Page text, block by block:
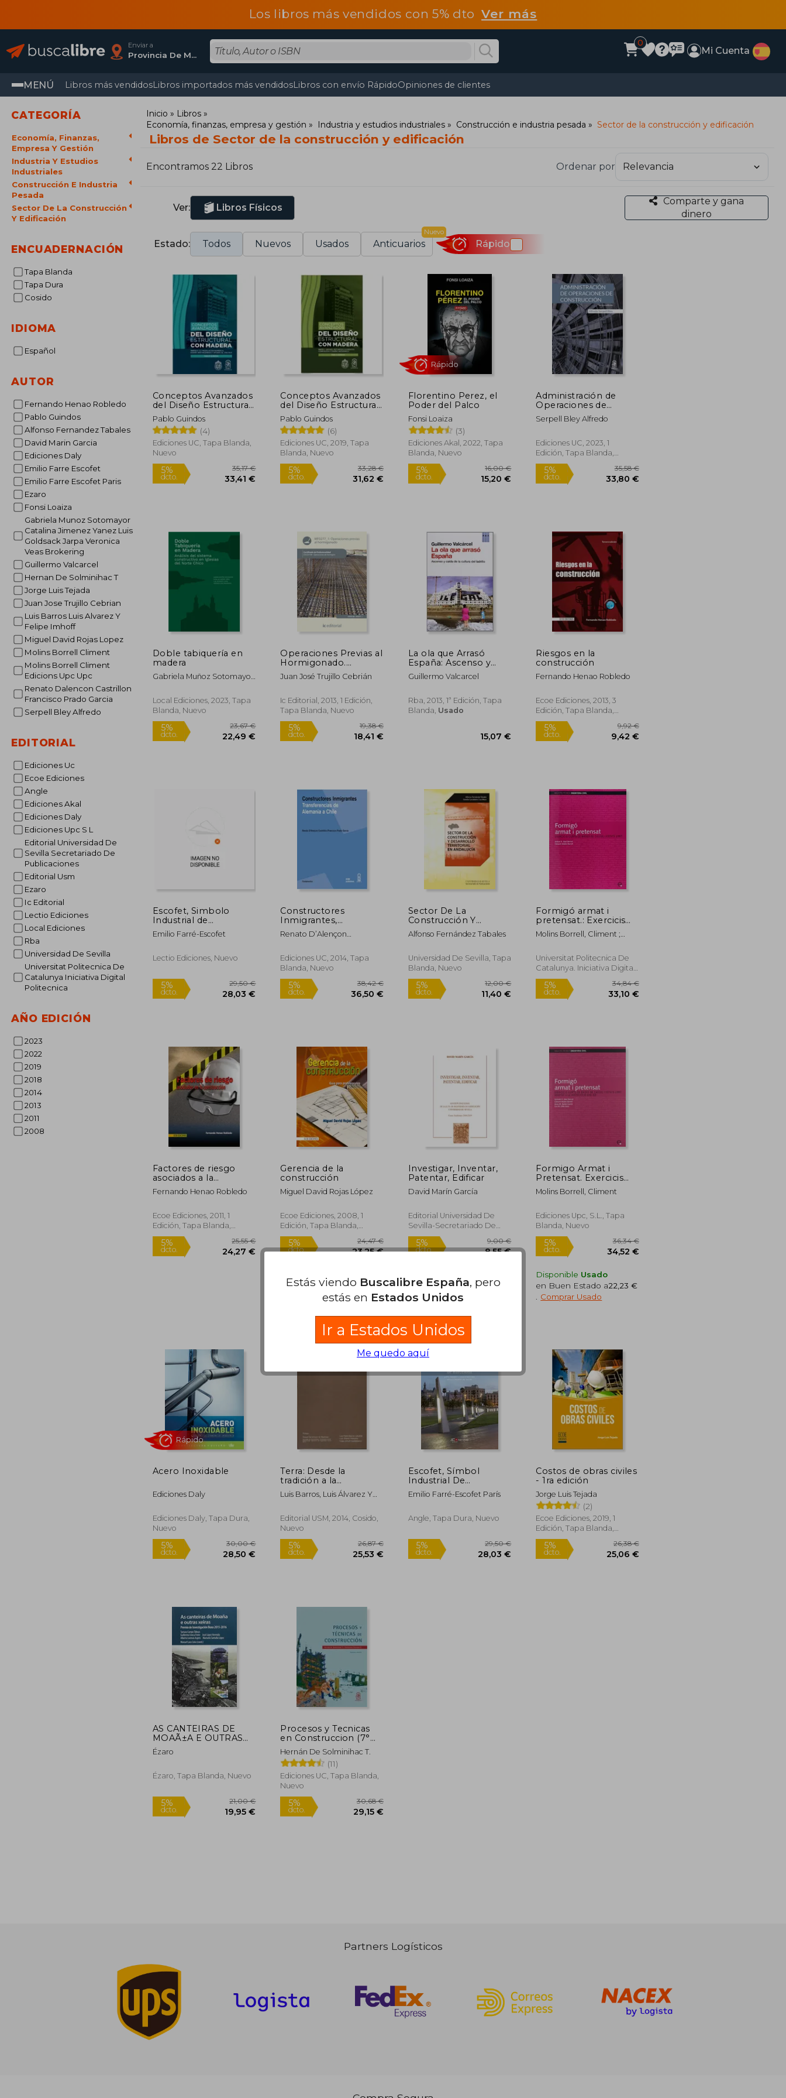
Los libros más vendidos con 5% dtoVer más
Enviar a
Provincia De Madrid
0
Mi Cuenta
MENÚ Libros más vendidosLibros importados más vendidosLibros con envío RápidoOpiniones de clientes
CATEGORÍA
Economía, Finanzas,
Empresa Y Gestión
Industria Y Estudios
Industriales
Construcción E Industria
Pesada
Sector De La Construcción
Y Edificación
ENCUADERNACIÓN
Tapa Blanda
Tapa Dura
Cosido
IDIOMA
Español
AUTOR
Fernando Henao Robledo
Pablo Guindos
Alfonso Fernandez Tabales
David Marin Garcia
Ediciones Daly
Emilio Farre Escofet
Emilio Farre Escofet Paris
Ezaro
Fonsi Loaiza
Gabriela Munoz Sotomayor
Catalina Jimenez Yanez Luis
Goldsack Jarpa Veronica
Veas Brokering
Guillermo Valcarcel
Hernan De Solminihac T
Jorge Luis Tejada
Juan Jose Trujillo Cebrian
Luis Barros Luis Alvarez Y
Felipe Imhoff
Miguel David Rojas Lopez
Molins Borrell Climent
Molins Borrell Climent
Edicions Upc Upc
Renato Dalencon Castrillon
Francisco Prado Garcia
Serpell Bley Alfredo
EDITORIAL
Ediciones Uc
Ecoe Ediciones
Angle
Ediciones Akal
Ediciones Daly
Ediciones Upc S L
Editorial Universidad De
Sevilla Secretariado De
Publicaciones
Editorial Usm
Ezaro
Ic Editorial
Lectio Ediciones
Local Ediciones
Rba
Universidad De Sevilla
Universitat Politecnica De
Catalunya Iniciativa Digital
Politecnica
AÑO EDICIÓN
2023
2022
2019
2018
2014
2013
2011
2008
Inicio
Libros
Economía, finanzas, empresa y gestión
Industria y estudios industriales Construcción e industria pesada Sector de la construcción y edificación
Libros de Sector de la construcción y edificación
Encontramos 22 Libros Ordenar por
Ver: Libros Físicos
Comparte y gana
dinero
Estado: Todos Nuevos Usados Anticuarios
Nuevo
Rápido
Conceptos Avanzados
del Diseño Estructural
con Madera
Pablo Guindos
(4)
Ediciones UC, Tapa Blanda,
Nuevo
dcto.
Conceptos Avanzados
del Diseño Estructural
con Madera: Parte i:
Uniones, Refuerzos,
Elementos
Compuestos y Diseño
Antisísmico
Pablo Guindos
(6)
Ediciones UC, 2019, Tapa
Blanda, Nuevo
Florentino Perez, el
Poder del Palco
Fonsi Loaiza
(3)
Ediciones Akal, 2022, Tapa
Blanda, Nuevo
dcto. 15,20 €
Administración de
Operaciones de
Construcción
Serpell Bley Alfredo
Ediciones UC, 2023, 1
Edición, Tapa Blanda,
Nuevo
dcto.
Doble tabiquería en
madera
Gabriela Muñoz Sotomayor,
Luis Goldsack Jarpa,
Verónica Veas Brokering
Local Ediciones, 2023, Tapa
Blanda, Nuevo
Operaciones Previas al
Hormigonado.
Eoch0108 -
Operaciones de
Juan José Trujillo Cebrián
Ic Editorial, 2013, 1 Edición,
Tapa Blanda, Nuevo
5%
dcto. 18,41 €
La ola que Arrasó
España: Ascenso y
Caída de la Cultura del
Ladrillo
Guillermo Valcarcel
Rba, 2013, 1ª Edición, Tapa
Blanda, Usado
Riesgos en la
construcción
Fernando Henao Robledo
Ecoe Ediciones, 2013, 3
Edición, Tapa Blanda,
Nuevo
Escofet, Simbolo
Industrial de
Barcelona.
Emilio Farré-Escofet
Lectio Ediciones, Nuevo
5%
dcto.
Constructores
Inmigrantes,
Transferencias de
Alemania a Chile
Renato D’Alençon
García
Ediciones UC, 2014, Tapa
Blanda, Nuevo
5%
dcto.
Sector De La
Construcción Y
Desarrollo Territorial
En Andalucía (Historia
Alfonso Fernández Tabales
Universidad De Sevilla, Tapa
Blanda, Nuevo
dcto.
12,00 €
11,40 €
Formigó armat i
pretensat.: Exercicis
curts de bases de
càlcul i estats límit
Molins Borrell, Climent ;
Universitat Politecnica De
Catalunya. Iniciativa Digital
Politecnica, Tapa Blanda,
Nuevo
5%
Factores de riesgo
asociados a la
construcción
Fernando Henao Robledo
Ecoe Ediciones, 2011, 1
Edición, Tapa Blanda,
Nuevo
5%
dcto.
25,55 €
Gerencia de la
construcción
Miguel David Rojas López
Ecoe Ediciones, 2008, 1
Edición, Tapa Blanda,
Nuevo
24,47 €
23,25 €
Investigar, Inventar,
Patentar, Edificar
David Marín García
Editorial Universidad De
Sevilla-Secretariado De
Publicaciones, 2018, 1
Edición, Tapa Blanda,
5%
dcto.
9,00 €
8,55 €
Formigo Armat i
Pretensat. Exercicis
Curts de Bases de
Calcul i Estats Limits
Molins Borrell, Climent
Ediciones Upc, S.L., Tapa
Blanda, Nuevo
5%
dcto.
Disponible Usado
en Buen Estado a22,23 €
Comprar Usado
Acero Inoxidable
Ediciones Daly
Ediciones Daly, Tapa Dura,
Nuevo
dcto. 28,50 €
Terra: Desde la
tradición a la
innovación
tecnológica en
a base de tierra cruda
Luis Barros, Luis Álvarez Y
Editorial USM, 2014, Cosido,
Nuevo
dcto.
Escofet, Símbol
Industrial De
Barcelona (Altres)
Emilio Farré-Escofet París
Angle, Tapa Dura, Nuevo
Costos de obras civiles
- 1ra edición
Jorge Luis Tejada
(2)
Ecoe Ediciones, 2019, 1
Edición, Tapa Blanda,
Nuevo
AS CANTEIRAS DE
MOAÃ±A E OUTRAS
XEIRAS
Ézaro
Ézaro, Tapa Blanda, Nuevo
dcto.
21,00 €
19,95 €
Procesos y Tecnicas
en Construccion (7°
Edicion)
Hernán De Solminihac T.
(11)
Ediciones UC, Tapa Blanda,
Nuevo
30,68 €
29,15 €
Partners Logísticos
Estás viendo Buscalibre España, pero
estás en Estados Unidos
Ir a Estados Unidos
Me quedo aquí